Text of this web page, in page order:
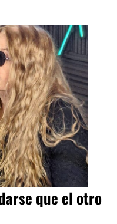
que el otro